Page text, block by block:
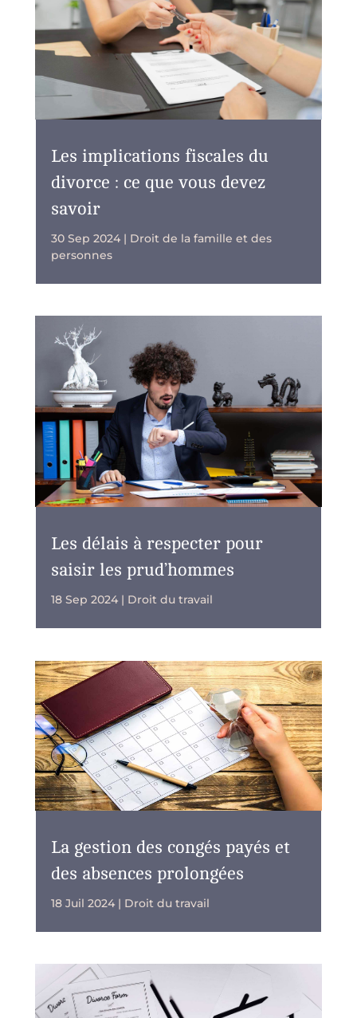
Les implications fiscales du
divorce : ce que vous devez
savoir
30 Sep 2024| Droit de la famille et des
personnes
Les délais à respecter pour
saisir les prud’hommes
18 Sep 2024| Droit du travail
La gestion des congés payés et
des absences prolongées
18 Juil 2024| Droit du travail